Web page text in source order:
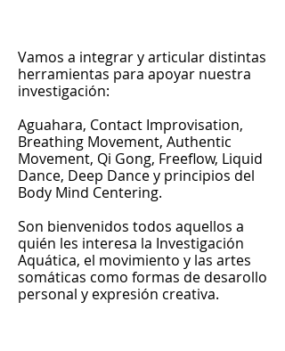
Vamos a integrar y articular distintas
herramientas para apoyar nuestra
investigación:
Aguahara, Contact Improvisation,
Breathing Movement, Authentic
Movement, Qi Gong, Freeflow, Liquid
Dance, Deep Dance y principios del
Body Mind Centering.
Son bienvenidos todos aquellos a
quién les interesa la Investigación
Aquática, el movimiento y las artes
somáticas como formas de desarollo
personal y expresión creativa.